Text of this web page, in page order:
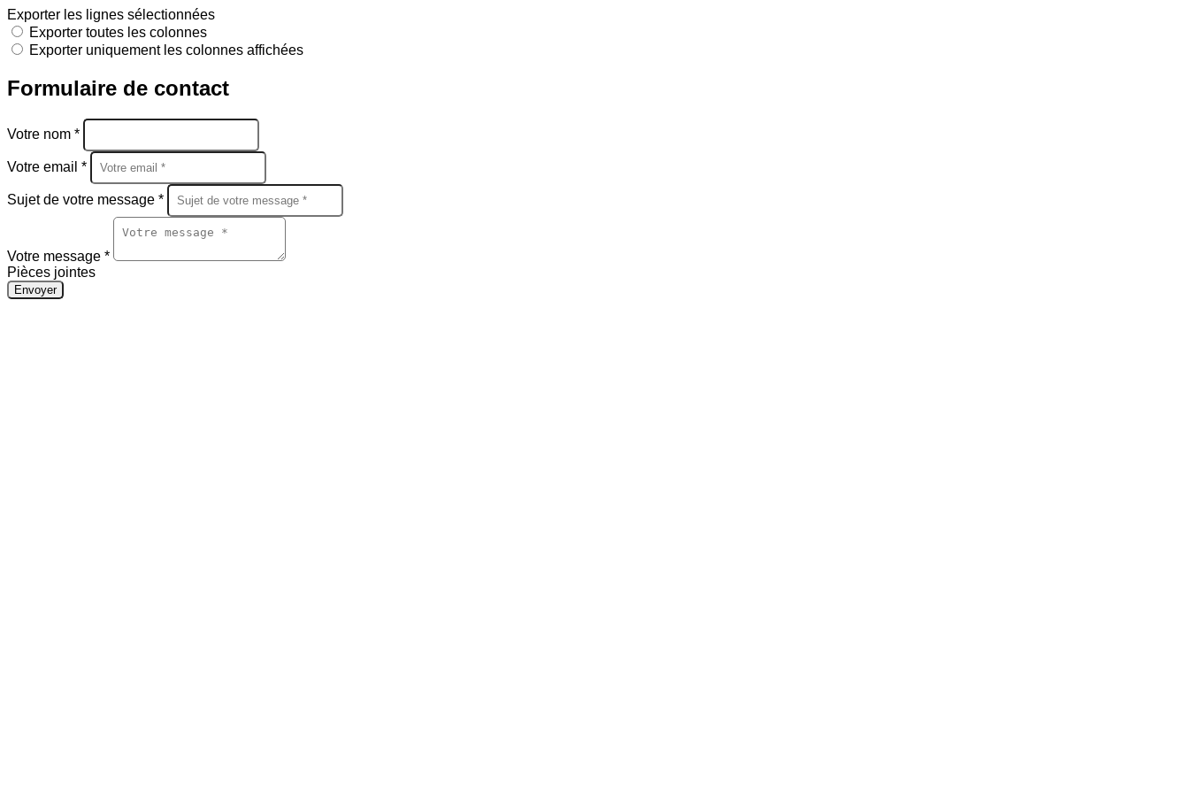
Exporter les lignes sélectionnées
Exporter toutes les colonnes
Exporter uniquement les colonnes affichées
Formulaire de contact
Votre nom *
Votre email *
Sujet de votre message *
Votre message *
Pièces jointes
Envoyer